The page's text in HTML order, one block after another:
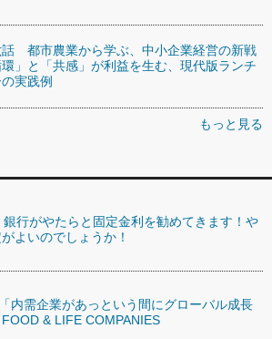
話 都市農業から学ぶ、中小企業経営の新戦
」と「共感」が利益を生む、現代版ランチ
実践例
もっと見る
銀行がやたらと固定金利を勧めてきます！や
よいのでしょうか！
内需企業があっという間にグローバル成長
& LIFE COMPANIES